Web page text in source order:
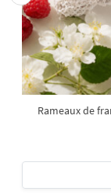
Rameaux de